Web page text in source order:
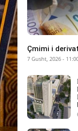
Çmimi i
7 Gusht, 2026 -